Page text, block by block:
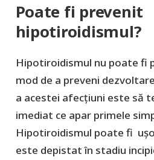
Poate fi prevenit
hipotiroidismul?
Hipotiroidismul nu poate fi
mod de a preveni
a acestei afecțiuni este să
imediat ce apar primele
Hipotiroidismul poate fi
este depistat în stadiu